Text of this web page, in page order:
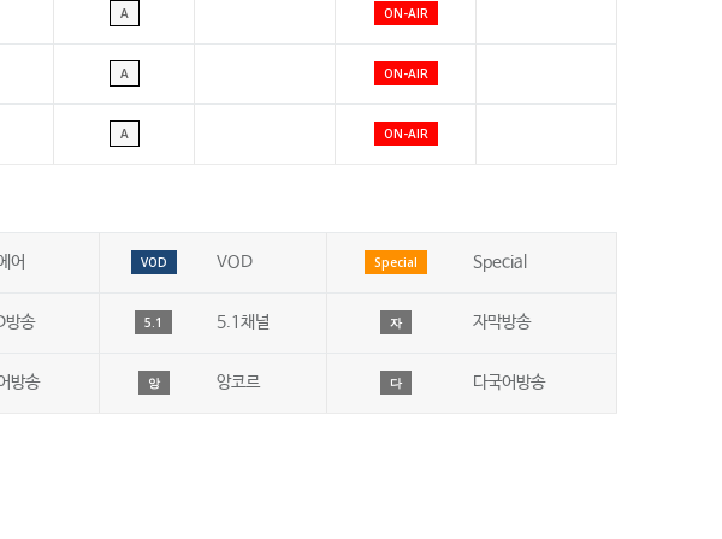
A ON-AIR
A ON-AIR
A ON-AIR
어 VOD VOD Special Special
방송 5.1 5.1채널 자 자막방송
방송 앙 앙코르 다 다국어방송